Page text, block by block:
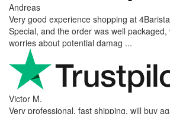
Andreas
Very good experience shopping at
Special, and the order was well
worries about potential damag ...
Victor M.
Very professional, fast shipping, will buy